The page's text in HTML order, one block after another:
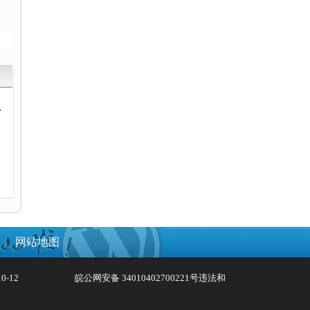
网站地图
12 皖公网安备 34010402700221号违法和